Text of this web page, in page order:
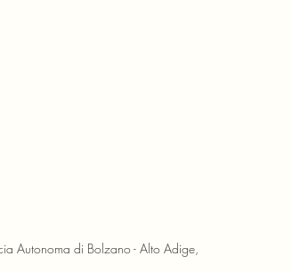
Autonoma di Bolzano - Alto Adige,